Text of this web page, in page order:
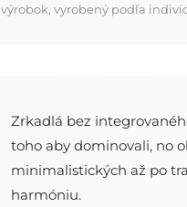
výrobok, vyrobený podľa
Zrkadlá bez
toho aby dominovali, no
minimalistických až po
harmóniu.